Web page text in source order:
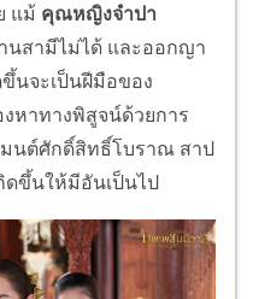
แม้ คุณหญิงจำปา
นสามีไม่ได้ และออกญา
นจะเป็นฝีมือของ
หาทางพิสูจน์ด้วยการ
มนต์ศักดิ์สิทธิ์โบราณ สาป
ดขึ้นให้มีอันเป็นไป